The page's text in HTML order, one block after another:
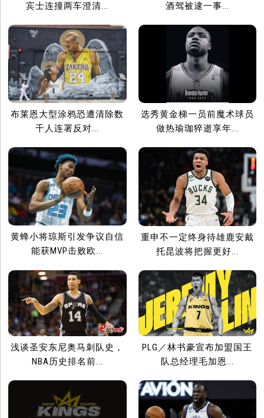
宾士连撞两车澄清...
酒驾被逮一事...
布莱恩大型涂鸦恐遭清除数
千人连署反对...
选秀黄金梯一员前魔术球员
做热瑜珈猝逝享年...
黄蜂小将琼斯引发争议自信
能获MVP击败欧...
重申不一定终身待雄鹿安戴
托昆波将把握更好...
浅谈圣安东尼奥马刺队史，
NBA历史排名前...
PLG／林书豪宣布加盟国王
队总经理毛加恩...